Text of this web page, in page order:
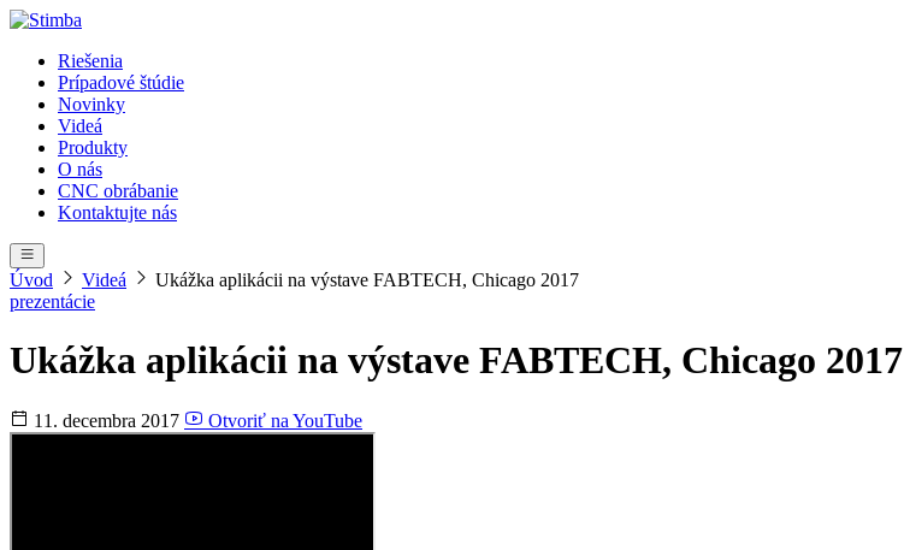
Riešenia
Prípadové štúdie
Novinky
Videá
Produkty
O nás
CNC obrábanie
Kontaktujte nás
Úvod Videá
Ukážka aplikácii na výstave FABTECH, Chicago 2017
prezentácie
Ukážka aplikácii na výstave FABTECH, Chicago 2017
11. decembra 2017 Otvoriť na YouTube